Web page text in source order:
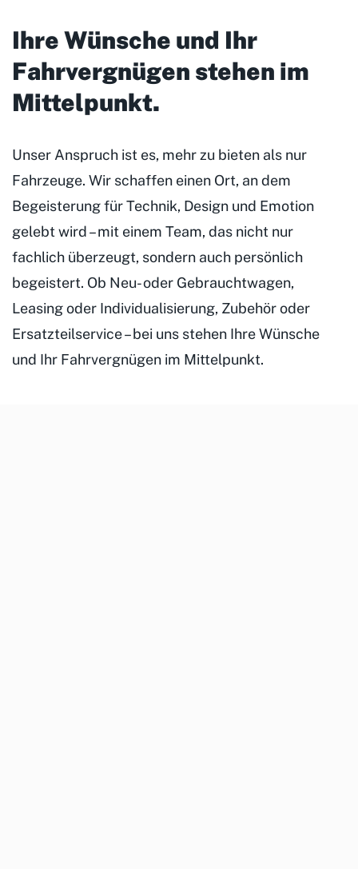
Ihre Wünsche und Ihr
Fahrvergnügen stehen im
Mittelpunkt.
Unser Anspruch ist es, mehr zu bieten als nur
Fahrzeuge. Wir schaffen einen Ort, an dem
Begeisterung für Technik, Design und Emotion
gelebt wird – mit einem Team, das nicht nur
fachlich überzeugt, sondern auch persönlich
begeistert. Ob Neu- oder Gebrauchtwagen,
Leasing oder Individualisierung, Zubehör oder
Ersatzteilservice – bei uns stehen Ihre Wünsche
und Ihr Fahrvergnügen im Mittelpunkt.